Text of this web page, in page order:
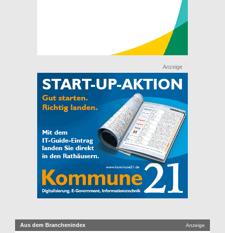
Anzeige
Aus dem Branchenindex Anzeige